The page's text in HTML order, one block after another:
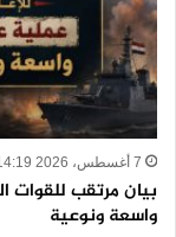
7 أغسطس، 2026 14:19
بيان مرتقب للقوات
واسعة ونوعية